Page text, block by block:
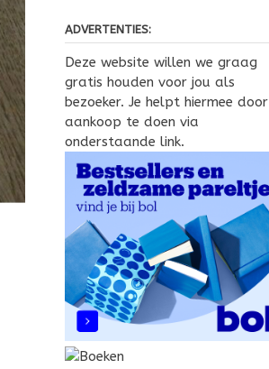
ADVERTENTIES:
Deze website willen we graag
gratis houden voor jou als
bezoeker. Je helpt hiermee door
aankoop te doen via
onderstaande link.